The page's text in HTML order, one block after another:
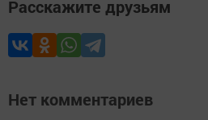
Расскажите друзьям
Нет комментариев